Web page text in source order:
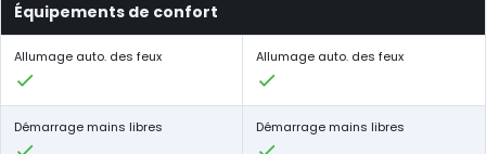
Équipements de confort
Allumage auto. des feux Allumage auto. des feux
Démarrage mains libres Démarrage mains libres